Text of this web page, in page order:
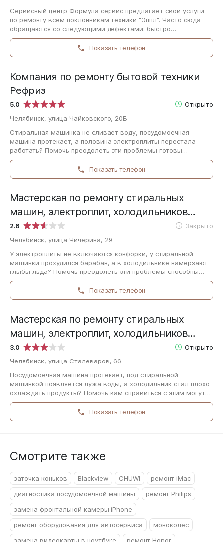
Сервисный центр Формула сервис предлагает свои услуги
по ремонту всем поклонникам техники "Эппл". Часто сюда
обращаются со следующими дефектами: быстро
разряжается аккумулятор, устройство не…
Показать телефон
5.0 Открыто
Компания по ремонту бытовой техники
Рефриз
Челябинск, улица Чайковского, 20Б
Стиральная машинка не сливает воду, посудомоечная
машина протекает, а половина электроплиты перестала
работать? Помочь преодолеть эти проблемы готовы
специалисты Компании по ремонту бытовой…
Показать телефон
2.6 Закрыто
Мастерская по ремонту стиральных
машин, электроплит, холодильников
Урал-Мастер
Челябинск, улица Чичерина, 29
У электроплиты не включаются конфорки, у стиральной
машинки прохудился барабан, а в холодильнике намерзают
глыбы льда? Помочь преодолеть эти проблемы способны
специалисты Мастерская по ремонту…
Показать телефон
3.0 Открыто
Мастерская по ремонту стиральных
машин, электроплит, холодильников
Урал-Мастер
Челябинск, улица Сталеваров, 66
Посудомоечная машина протекает, под стиральной
машинкой появляется лужа воды, а холодильник стал плохо
охлаждать продукты? Помочь вам справиться с этим могут
мастера Мастерская по ремонту стиральных…
Показать телефон
Смотрите также
заточка коньков Blackview CHUWI
ремонт iMac
диагностика посудомоечной машины
ремонт Philips
замена фронтальной камеры iPhone
ремонт оборудования для автосервиса
моноколес
замена видеокарты в ноутбуке
ремонт Honor